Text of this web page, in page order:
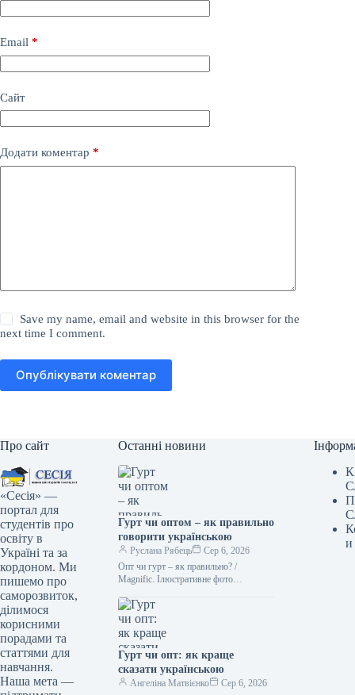
Email *
Сайт
Додати коментар *
Save my name, email and website in this browser for the
next time I comment.
Опублікувати коментар
Про сайт
«Сесія» —
портал для
студентів про
освіту в
Україні та за
кордоном. Ми
пишемо про
саморозвиток,
ділимося
корисними
порадами та
статтями для
навчання.
Наша мета —
Останні новини
Гурт чи оптом – як правильно
говорити українською
Руслана Рябець
Сер 6, 2026
Опт чи гурт – як правильно? /
Мagnific. Ілюстративне фото
часто пропонує два цілком
прийнятні…
Гурт чи опт: як краще
сказати українською
Ангеліна Матвієнко
Сер 6, 2026
и